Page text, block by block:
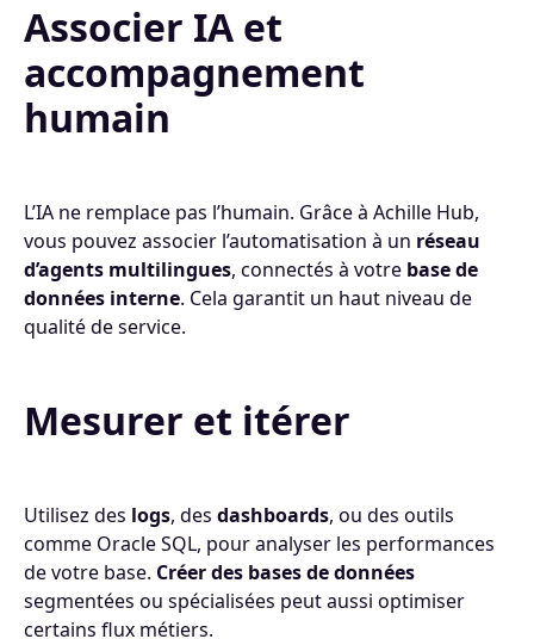
Associer IA et
accompagnement
humain
L’IA ne remplace pas l’humain. Grâce à Achille Hub,
vous pouvez associer l’automatisation à un réseau
d’agents multilingues, connectés à votre base de
données interne. Cela garantit un haut niveau de
qualité de service.
Mesurer et itérer
Utilisez des logs, des dashboards, ou des outils
comme Oracle SQL, pour analyser les performances
de votre base. Créer des bases de données
segmentées ou spécialisées peut aussi optimiser
certains flux métiers.